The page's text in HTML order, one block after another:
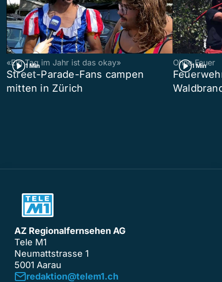
1 Min
«Ein Tag im Jahr ist das okay»
Street-Parade-Fans campen
mitten in Zürich
1 Min
Ohne Feuer
AZ Regionalfernsehen AG
Tele M1
Neumattstrasse 1
5001 Aarau
redaktion@telem1.ch